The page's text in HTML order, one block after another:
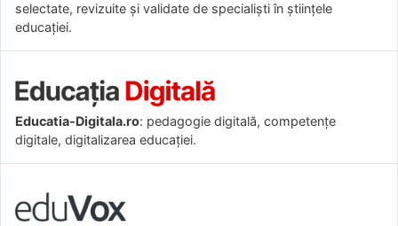
selectate, revizuite și validate de specialiști în științele
educației.
Educatia-Digitala.ro: pedagogie digitală, competențe
digitale, digitalizarea educației.